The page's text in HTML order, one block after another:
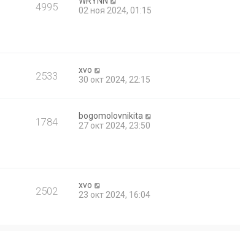
4995
02 ноя 2024, 01:15
2533
xvo
30 окт 2024, 22:15
1784
bogomolovnikita
27 окт 2024, 23:50
2502
xvo
23 окт 2024, 16:04